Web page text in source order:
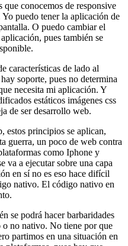
conocemos de responsive
puedo tener la aplicación de
O puedo cambiar el
pues también se
características de lado al
soporte, pues no determina
necesita mi aplicación. Y
estáticos imágenes css
de ser desarrollo web.
estos principios se aplican,
guerra, un poco de web contra
como Iphone y
va a ejecutar sobre una capa
en sí no es eso hace difícil
nativo. El código nativo en
se podrá hacer barbaridades
o no nativo. No tiene por que
partimos en una situación en